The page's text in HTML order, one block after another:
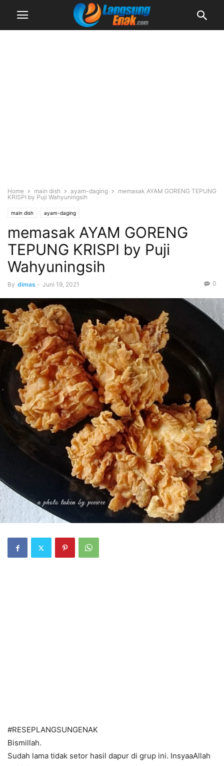
Home main dish ayam-daging
memasak AYAM GORENG TEPUNG
KRISPI by Puji Wahyuningsih
main dish ayam-daging
memasak AYAM GORENG
TEPUNG KRISPI by Puji
Wahyuningsih
By dimas - Juni 19, 2021 0
#RESEPLANGSUNGENAK
Bismillah.
Sudah lama tidak setor hasil dapur di grup ini. InsyaaAllah